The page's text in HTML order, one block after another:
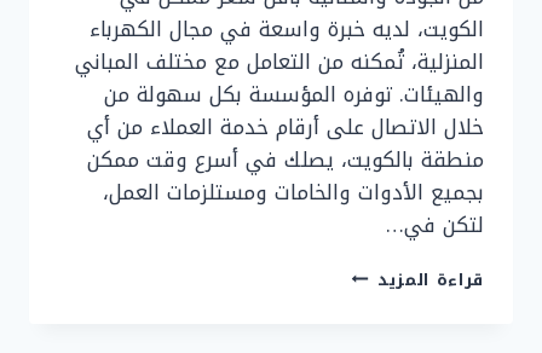
الكويت، لديه خبرة واسعة في مجال الكهرباء
المنزلية، تُمكنه من التعامل مع مختلف المباني
والهيئات. توفره المؤسسة بكل سهولة من
خلال الاتصال على أرقام خدمة العملاء من أي
منطقة بالكويت، يصلك في أسرع وقت ممكن
بجميع الأدوات والخامات ومستلزمات العمل،
لتكن في…
قراءة المزيد رقم